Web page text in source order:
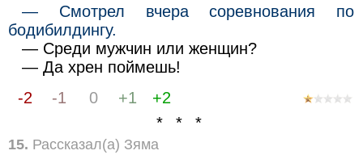
— Смотрел вчера соревнования по
бодибилдингу.
— Среди мужчин или женщин?
— Да хрен поймешь!
-2
-1 0 +1
+2
* * *
15. Рассказал(а) Зяма